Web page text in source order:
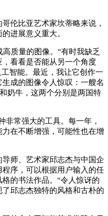
比亚艺术家坎蒂略来说，
进展意义重大。
质量的图像。“有时我缺乏
看看是否能从另一个角度
智能。最近，我让它创作一
成的图像令人惊叹：一艘名
奶牛，这两个分别是两国特
常强大的工具。每一年，
在不断增强，可能性也在增
师、艺术家邱志杰与中国企
序，可以根据用户输入的任
的书法作品。“令人惊讶的
邱志杰独特的风格和古朴的